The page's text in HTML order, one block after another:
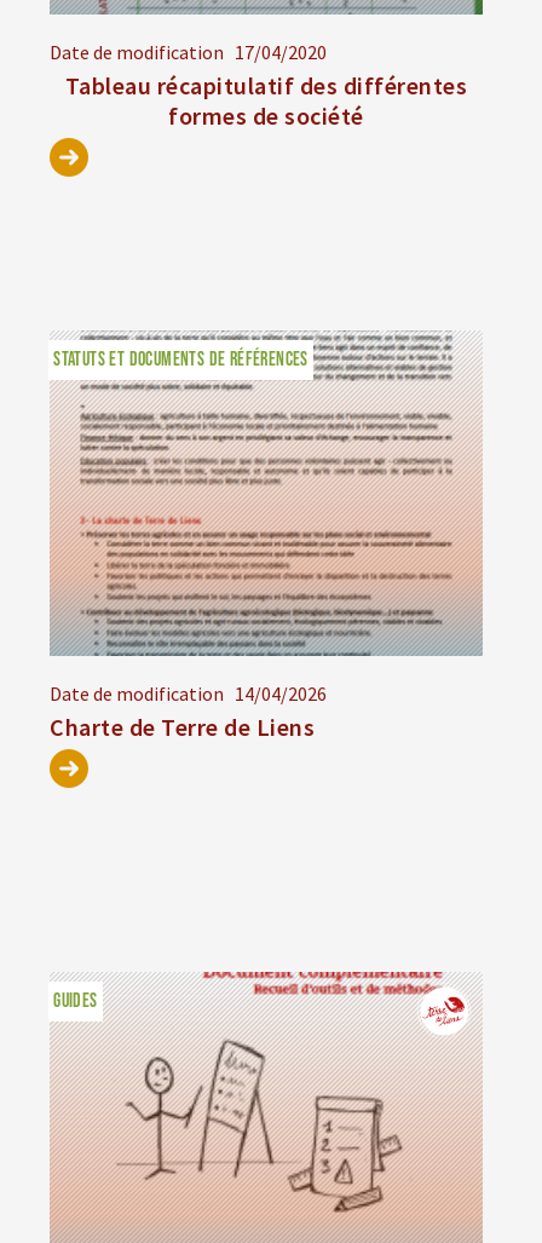
Date de modification 17/04/2020
Tableau récapitulatif des différentes
formes de société
Date de modification 14/04/2026
Charte de Terre de Liens
STATUTS ET DOCUMENTS DE RÉFÉRENCES
GUIDES